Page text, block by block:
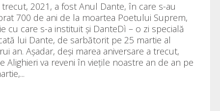
2021, a fost Anul Dante, în care s-au
700 de ani de la moartea Poetului Suprem,
cu care s-a instituit și DanteDì – o zi specială
lui Dante, de sarbătorit pe 25 martie al
an. Așadar, deși marea aniversare a trecut,
Alighieri va reveni în viețile noastre an de an pe